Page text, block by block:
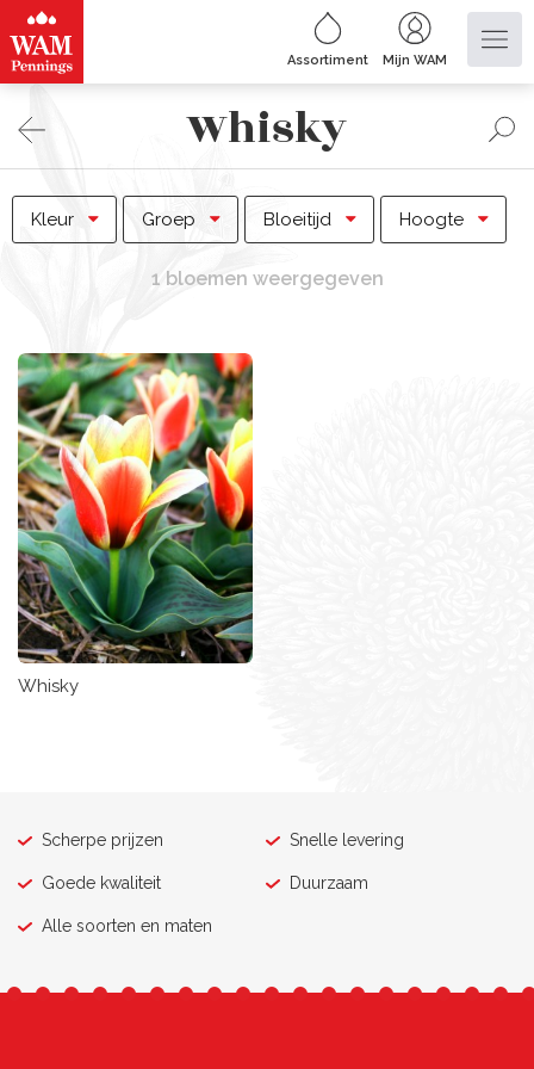
Assortiment Mijn WAM
Whisky
Kleur Groep Bloeitijd Hoogte
1 bloemen weergegeven
Whisky
Scherpe prijzen Snelle levering
Goede kwaliteit Duurzaam
Alle soorten en maten